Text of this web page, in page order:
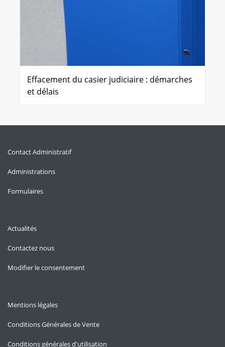
Effacement du casier judiciaire : démarches
et délais
Contact Administratif
Administrations
Formulaires
Actualités
Contactez nous
Modifier le consentement
Mentions légales
Conditions Générales de Vente
Conditions générales d'utilisation